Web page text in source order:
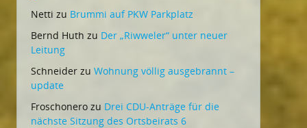
Netti zu Brummi auf PKW Parkplatz
Bernd Huth zu Der „Riwweler“ unter neuer
Leitung
Schneider zu Wohnung völlig ausgebrannt –
update
Froschonero zu Drei CDU-Anträge für die
nächste Sitzung des Ortsbeirats 6